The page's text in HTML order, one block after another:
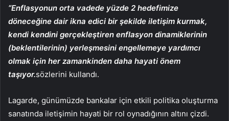
“Enflasyonun orta vadede yüzde 2 hedefimize
döneceğine dair ikna edici bir şekilde iletişim kurmak,
kendi kendini gerçekleştiren enflasyon dinamiklerinin
(beklentilerinin) yerleşmesini engellemeye yardımcı
olmak için her zamankinden daha hayati önem
taşıyor.sözlerini kullandı.
Lagarde, günümüzde bankalar için etkili politika oluşturma
sanatında iletişimin hayati bir rol oynadığının altını çizdi.